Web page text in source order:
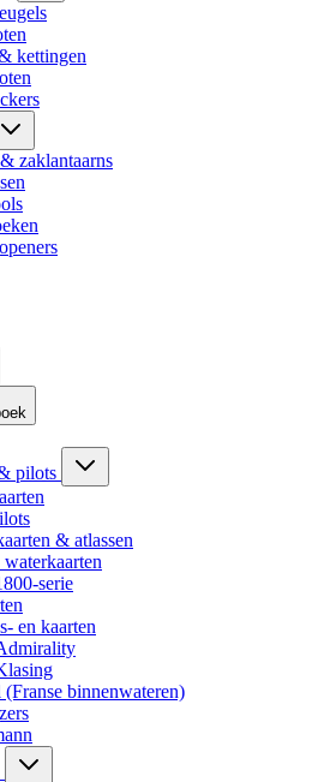
kettingen
zaklantaarns
pilots
& atlassen
serie
en kaarten
binnenwateren)